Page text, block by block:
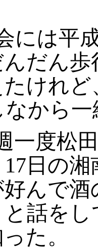
には平
だん
けれ
から
一度松
日の
んで
話を
た。